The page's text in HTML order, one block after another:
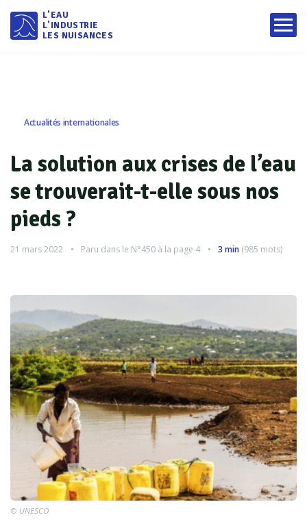
L'EAU
L'INDUSTRIE
LES NUISANCES
Actualités internationales
La solution aux crises de l’eau
se trouverait-t-elle sous nos
pieds ?
21 mars 2022 Paru dans le N°450 à la page 4 3 min (985 mots)
© UNESCO